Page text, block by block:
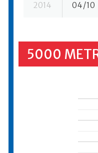
2014 04/10
5000